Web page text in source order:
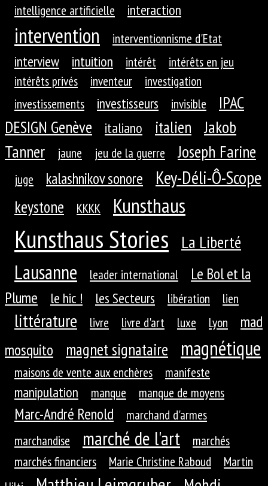
intelligence artificielle
interaction
intervention interventionnisme d'Etat
interview intuition intérêt
intérêts en jeu
intérêts privés
inventeur
investigation
investissements
investisseurs invisible
IPAC
DESIGN Genève
italiano italien
Jakob
Tanner
jaune jeu de la guerre Joseph Farine
juge kalashnikov sonore Key-Déli-Ô-Scope
keystone KKKK Kunsthaus
Kunsthaus Stories La Liberté
Lausanne leader international
Le Bol et la
Plume
le hic ! les Secteurs libération lien
littérature livre livre d'art luxe Lyon
mad
mosquito
magnet signataire magnétique
maisons de vente aux enchères manifeste
manipulation manque manque de moyens
Marc-André Renold
marchand d'armes
marchandise
marché de l'art
marchés
marchés financiers
Marie Christine Raboud
Martin